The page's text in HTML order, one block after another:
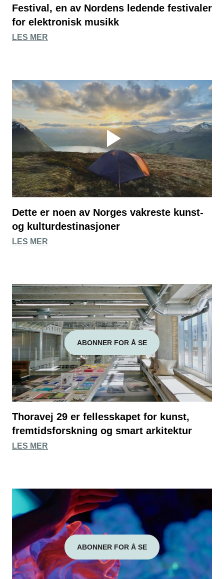
Festival, en av Nordens ledende festivaler
for elektronisk musikk
LES MER
Dette er noen av Norges vakreste kunst-
og kulturdestinasjoner
LES MER
ABONNER FOR Å SE
Thoravej 29 er fellesskapet for kunst,
fremtidsforskning og smart arkitektur
LES MER
ABONNER FOR Å SE